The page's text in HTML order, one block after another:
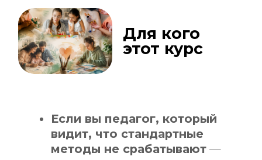
подходы и вопросы стандартной
терапии.
Если вы специалист по
работе с детьми с
особенностями— вы поймёте,
почему творчество часто более
эффективно, чем слова, и
сейчас?
Родители устают от стандартных
подходов, которые не идут в
глубину переживаний ребёнка.Арт-